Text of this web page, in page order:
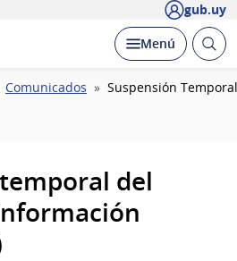
gub.uy
Desplegar
Menú Abrir
Comunicados Suspensión
del